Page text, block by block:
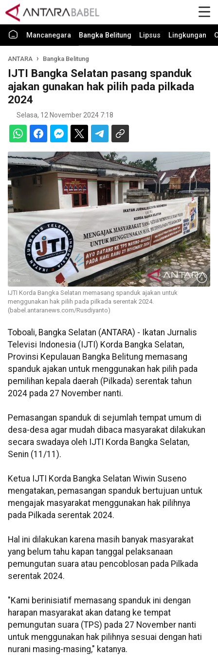
Mancanegara Bangka Belitung Lipsus Lingkungan
ANTARA Bangka Belitung
IJTI Bangka Selatan pasang spanduk
ajakan gunakan hak pilih pada pilkada
2024
Selasa, 12 November 2024 7:18
IJTI Korda Bangka Selatan memasang spanduk ajakan untuk
menggunakan hak pilih pada pilkada serentak 2024.
(babel.antaranews.com/Rusdiyanto)
Toboali, Bangka Selatan (ANTARA) - Ikatan Jurnalis
Televisi Indonesia (IJTI) Korda Bangka Selatan,
Provinsi Kepulauan Bangka Belitung memasang
spanduk ajakan untuk menggunakan hak pilih pada
pemilihan kepala daerah (Pilkada) serentak tahun
2024 pada 27 November nanti.
Pemasangan spanduk di sejumlah tempat umum di
desa-desa agar mudah dibaca masyarakat dilakukan
secara swadaya oleh IJTI Korda Bangka Selatan,
Senin (11/11).
Ketua IJTI Korda Bangka Selatan Wiwin Suseno
mengatakan, pemasangan spanduk bertujuan untuk
mengajak masyarakat menggunakan hak pilihnya
pada Pilkada serentak 2024.
Hal ini dilakukan karena masih banyak masyarakat
yang belum tahu kapan tanggal pelaksanaan
pemungutan suara atau pencoblosan pada Pilkada
serentak 2024.
"Kami berinisiatif memasang spanduk ini dengan
harapan masyarakat akan datang ke tempat
pemungutan suara (TPS) pada 27 November nanti
untuk menggunakan hak pilihnya sesuai dengan hati
nurani masing-masing," katanya.